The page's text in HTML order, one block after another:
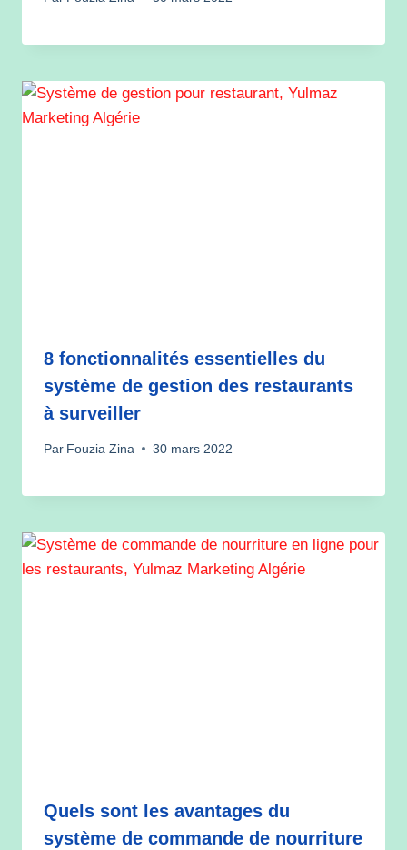
8 fonctionnalités essentielles du
système de gestion des restaurants
à surveiller
Par Fouzia Zina 30 mars 2022
Quels sont les avantages du
système de commande de nourriture